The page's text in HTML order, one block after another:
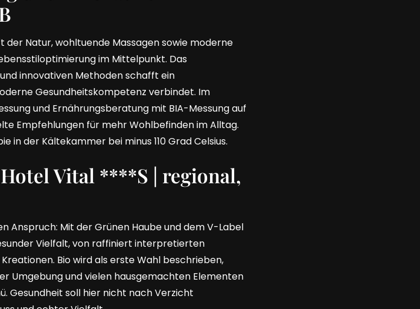
der Natur, wohltuende Massagen sowie moderne
im Mittelpunkt. Das
innovativen Methoden schafft ein
Gesundheitskompetenz verbindet. Im
und Ernährungsberatung mit BIA-Messung auf
Empfehlungen für mehr Wohlbefinden im Alltag.
in der Kältekammer bei minus 110 Grad Celsius.
Vital ****S | regional,
Anspruch: Mit der Grünen Haube und dem V-Label
Vielfalt, von raffiniert interpretierten
Bio wird als erste Wahl beschrieben,
Umgebung und vielen hausgemachten Elementen
Gesundheit soll hier nicht nach Verzicht